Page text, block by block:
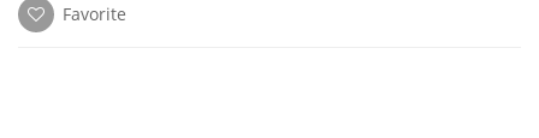
Favorite